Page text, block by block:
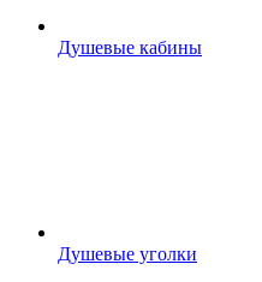
Душевые кабины
Душевые уголки